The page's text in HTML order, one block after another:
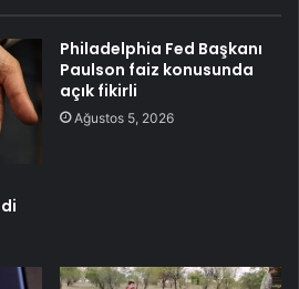
Philadelphia Fed Başkanı
Paulson faiz konusunda
açık fikirli
Ağustos 5, 2026